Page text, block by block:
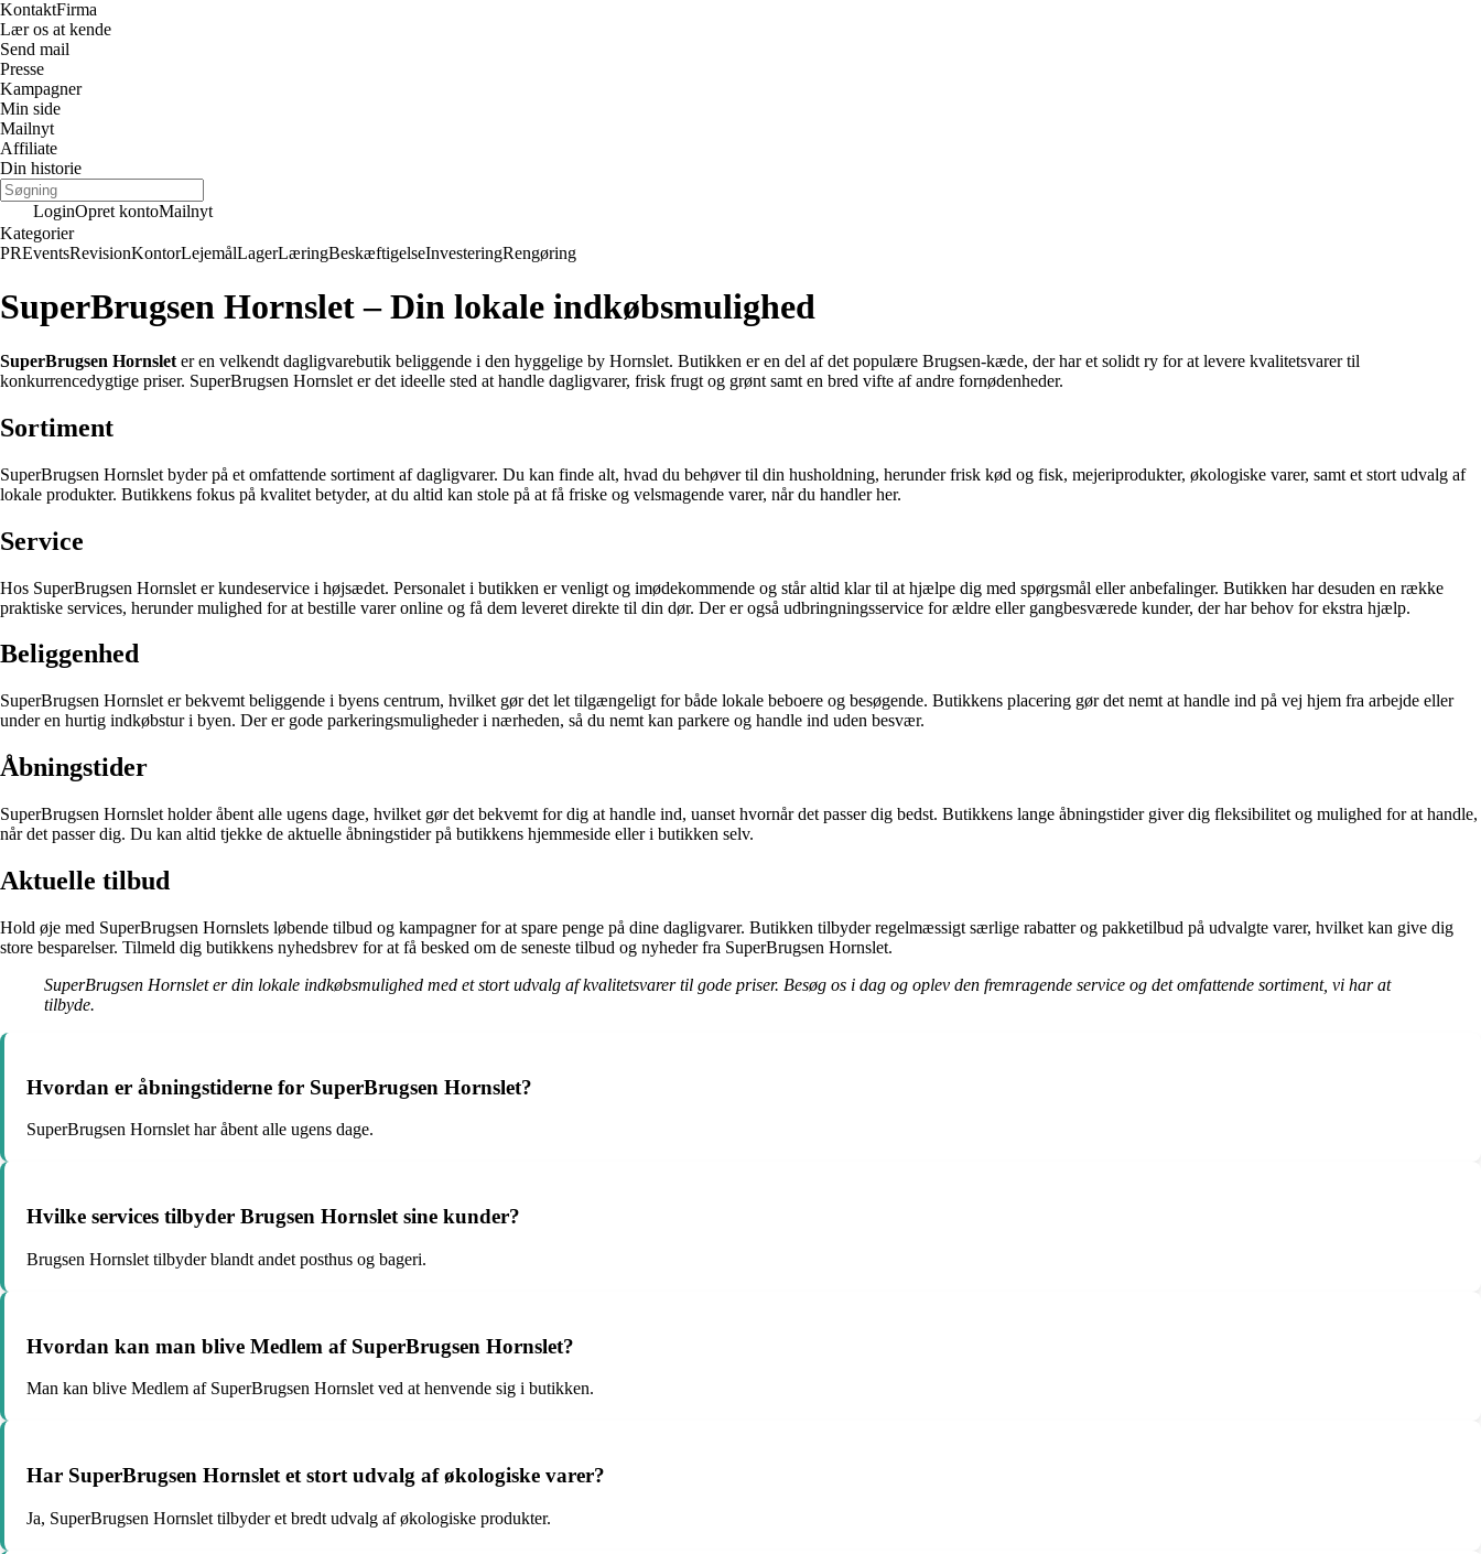
KontaktFirma
Lær os at kende
Send mail
Presse
Kampagner
Min side
Mailnyt
Affiliate
Din historie
LoginOpret kontoMailnyt
Kategorier
PREventsRevisionKontorLejemålLagerLæringBeskæftigelseInvesteringRengøring
SuperBrugsen Hornslet – Din lokale indkøbsmulighed
SuperBrugsen Hornslet er en velkendt dagligvarebutik beliggende i den hyggelige by Hornslet. Butikken er en del af det populære Brugsen-kæde, der har et solidt ry for at levere kvalitetsvarer til
konkurrencedygtige priser. SuperBrugsen Hornslet er det ideelle sted at handle dagligvarer, frisk frugt og grønt samt en bred vifte af andre fornødenheder.
Sortiment
SuperBrugsen Hornslet byder på et omfattende sortiment af dagligvarer. Du kan finde alt, hvad du behøver til din husholdning, herunder frisk kød og fisk, mejeriprodukter, økologiske varer, samt et stort udvalg af
lokale produkter. Butikkens fokus på kvalitet betyder, at du altid kan stole på at få friske og velsmagende varer, når du handler her.
Service
Hos SuperBrugsen Hornslet er kundeservice i højsædet. Personalet i butikken er venligt og imødekommende og står altid klar til at hjælpe dig med spørgsmål eller anbefalinger. Butikken har desuden en række
praktiske services, herunder mulighed for at bestille varer online og få dem leveret direkte til din dør. Der er også udbringningsservice for ældre eller gangbesværede kunder, der har behov for ekstra hjælp.
Beliggenhed
SuperBrugsen Hornslet er bekvemt beliggende i byens centrum, hvilket gør det let tilgængeligt for både lokale beboere og besøgende. Butikkens placering gør det nemt at handle ind på vej hjem fra arbejde eller
under en hurtig indkøbstur i byen. Der er gode parkeringsmuligheder i nærheden, så du nemt kan parkere og handle ind uden besvær.
Åbningstider
SuperBrugsen Hornslet holder åbent alle ugens dage, hvilket gør det bekvemt for dig at handle ind, uanset hvornår det passer dig bedst. Butikkens lange åbningstider giver dig fleksibilitet og mulighed for at handle,
når det passer dig. Du kan altid tjekke de aktuelle åbningstider på butikkens hjemmeside eller i butikken selv.
Aktuelle tilbud
Hold øje med SuperBrugsen Hornslets løbende tilbud og kampagner for at spare penge på dine dagligvarer. Butikken tilbyder regelmæssigt særlige rabatter og pakketilbud på udvalgte varer, hvilket kan give dig
store besparelser. Tilmeld dig butikkens nyhedsbrev for at få besked om de seneste tilbud og nyheder fra SuperBrugsen Hornslet.
SuperBrugsen Hornslet er din lokale indkøbsmulighed med et stort udvalg af kvalitetsvarer til gode priser. Besøg os i dag og oplev den fremragende service og det omfattende sortiment, vi har at
tilbyde.
Hvordan er åbningstiderne for SuperBrugsen Hornslet?
SuperBrugsen Hornslet har åbent alle ugens dage.
Hvilke services tilbyder Brugsen Hornslet sine kunder?
Brugsen Hornslet tilbyder blandt andet posthus og bageri.
Hvordan kan man blive Medlem af SuperBrugsen Hornslet?
Man kan blive Medlem af SuperBrugsen Hornslet ved at henvende sig i butikken.
Har SuperBrugsen Hornslet et stort udvalg af økologiske varer?
Ja, SuperBrugsen Hornslet tilbyder et bredt udvalg af økologiske produkter.